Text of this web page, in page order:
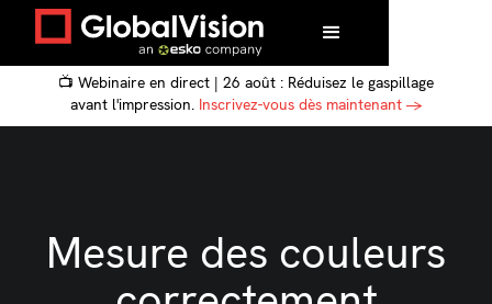
📺 Webinaire en direct | 26 août : Réduisez le gaspillage
avant l'impression. Inscrivez-vous dès maintenant →
Mesure des couleurs